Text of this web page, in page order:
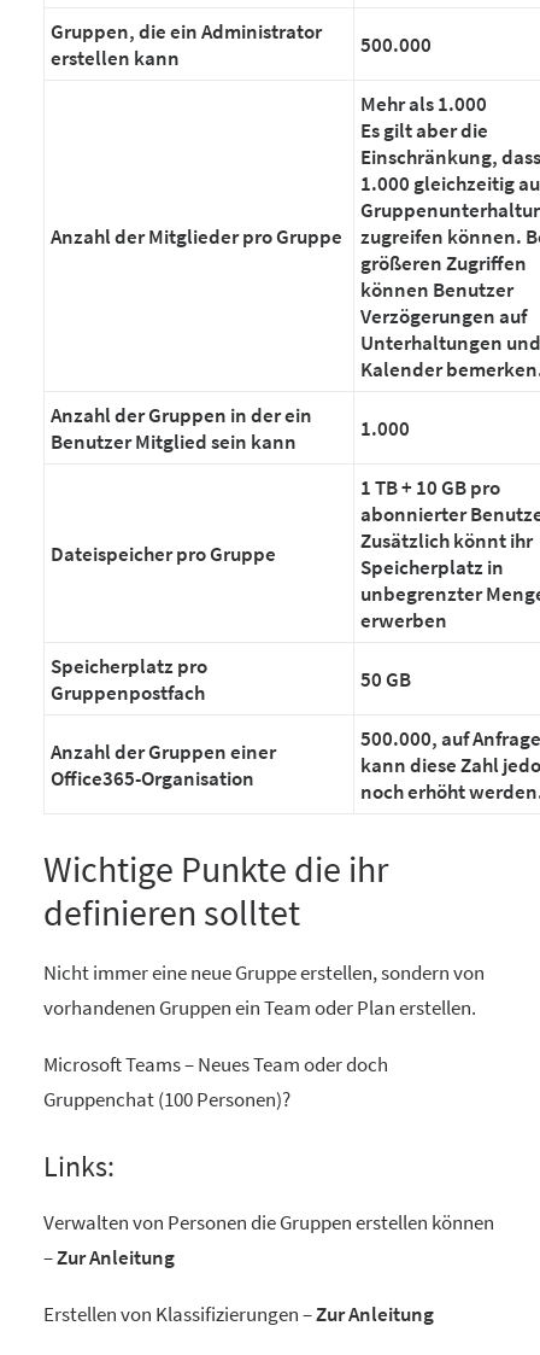
Gruppen, die ein Administrator
erstellen kann
500.000
Anzahl der Mitglieder pro Gruppe
Mehr als 1.000
Es gilt aber die
Einschränkung,
1.000 gleichzeitig
zugreifen können.
größeren Zugriffen
können Benutzer
Verzögerungen auf
Unterhaltungen und
Kalender
Anzahl der Gruppen in der ein
Benutzer Mitglied sein kann
1.000
Dateispeicher pro Gruppe
1 TB + 10 GB pro
abonnierter
Zusätzlich könnt ihr
Speicherplatz in
unbegrenzter
erwerben
Speicherplatz pro
Gruppenpostfach
50 GB
Anzahl der Gruppen einer
Office365-Organisation
500.000, auf Anfrage
kann diese Zahl
noch erhöht
Wichtige Punkte die ihr
definieren solltet
Nicht immer eine neue Gruppe erstellen, sondern von
vorhandenen Gruppen ein Team oder Plan erstellen.
Microsoft Teams – Neues Team oder doch
Gruppenchat (100 Personen)?
Links:
Verwalten von Personen die Gruppen erstellen können
–Zur Anleitung
Erstellen von Klassifizierungen –Zur Anleitung